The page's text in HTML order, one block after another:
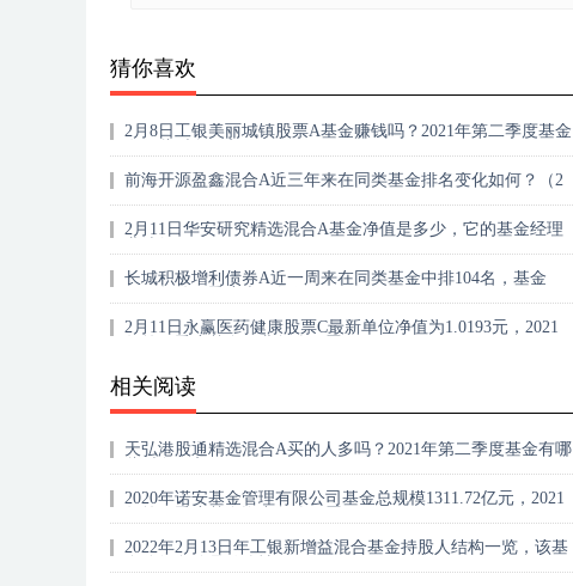
猜你喜欢
2月8日工银美丽城镇股票A基金赚钱吗？2021年第二季度基金
前海开源盈鑫混合A近三年来在同类基金排名变化如何？（2
2月11日华安研究精选混合A基金净值是多少，它的基金经理
长城积极增利债券A近一周来在同类基金中排104名，基金
2月11日永赢医药健康股票C最新单位净值为1.0193元，2021
相关阅读
天弘港股通精选混合A买的人多吗？2021年第二季度基金有哪
2020年诺安基金管理有限公司基金总规模1311.72亿元，2021
2022年2月13日年工银新增益混合基金持股人结构一览，该基